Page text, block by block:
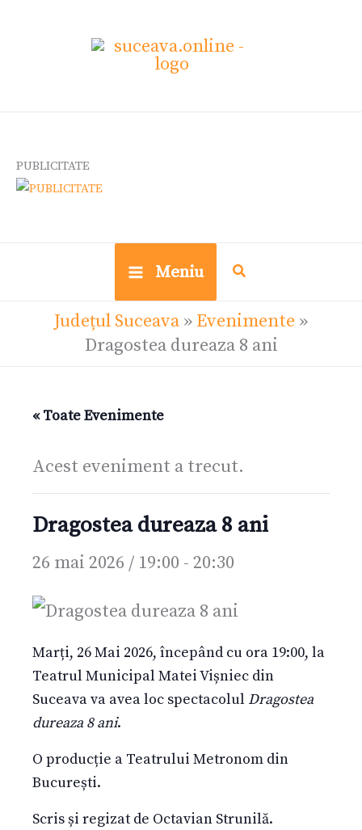
PUBLICITATE
Meniu
Județul Suceava » Evenimente »
Dragostea dureaza 8 ani
« Toate Evenimente
Acest eveniment a trecut.
Dragostea dureaza 8 ani
26 mai 2026 / 19:00 - 20:30
Marți, 26 Mai 2026, începând cu ora 19:00, la
Teatrul Municipal Matei Vișniec din
Suceava va avea loc spectacolul Dragostea
dureaza 8 ani.
O producție a Teatrului Metronom din
București.
Scris și regizat de Octavian Strunilă.